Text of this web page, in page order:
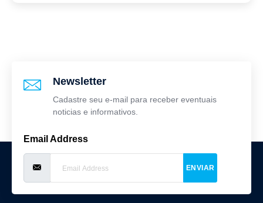
Newsletter
Cadastre seu e-mail para receber eventuais
noticias e informativos.
Email Address
ENVIAR